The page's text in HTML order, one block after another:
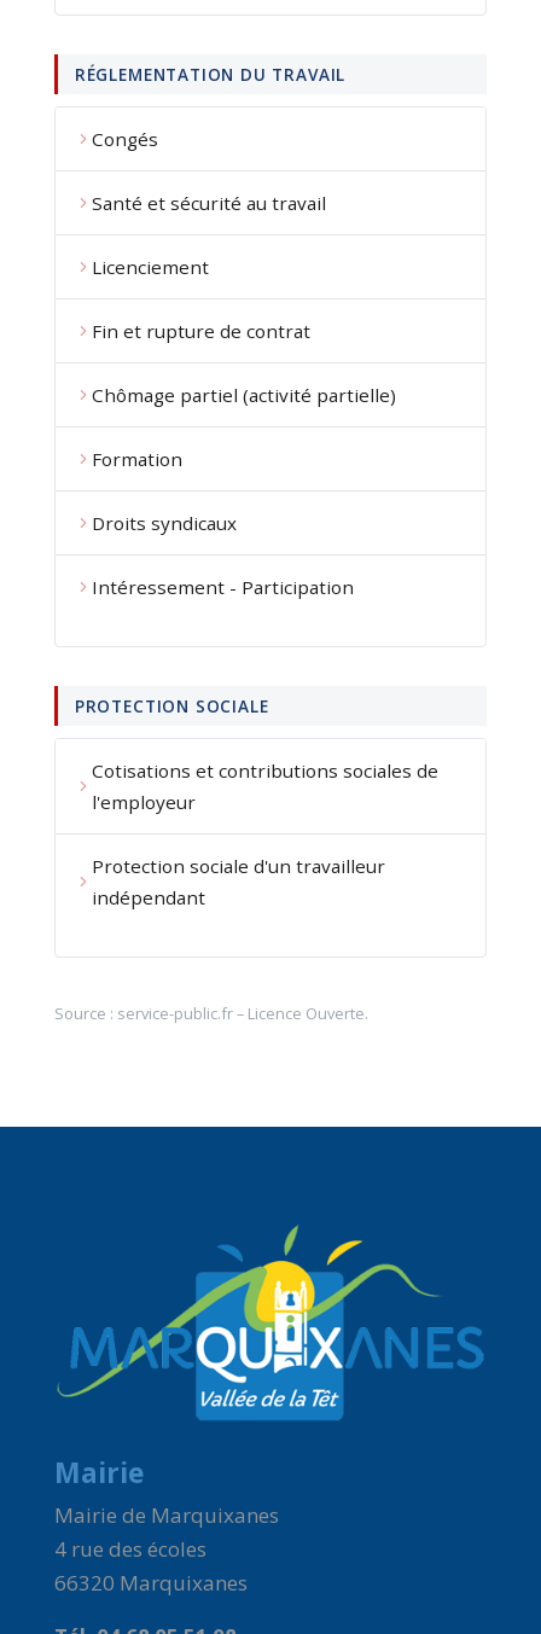
RÉGLEMENTATION DU TRAVAIL
Congés
Santé et sécurité au travail
Licenciement
Fin et rupture de contrat
Chômage partiel (activité partielle)
Formation
Droits syndicaux
Intéressement - Participation
PROTECTION SOCIALE
Cotisations et contributions sociales de
l'employeur
Protection sociale d'un travailleur
indépendant
Source : service-public.fr– Licence Ouverte.
Mairie
Mairie de Marquixanes
4 rue des écoles
66320 Marquixanes